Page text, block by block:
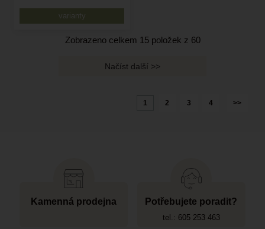
varianty
Zobrazeno celkem 15položek z 60
1 2 3 4 >>
Kamenná prodejna Potřebujete poradit?
tel.: 605 253 463